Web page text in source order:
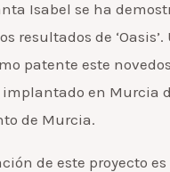
Isabel se ha
resultados de
patente este
en Murcia
de Murcia.
de este proyecto